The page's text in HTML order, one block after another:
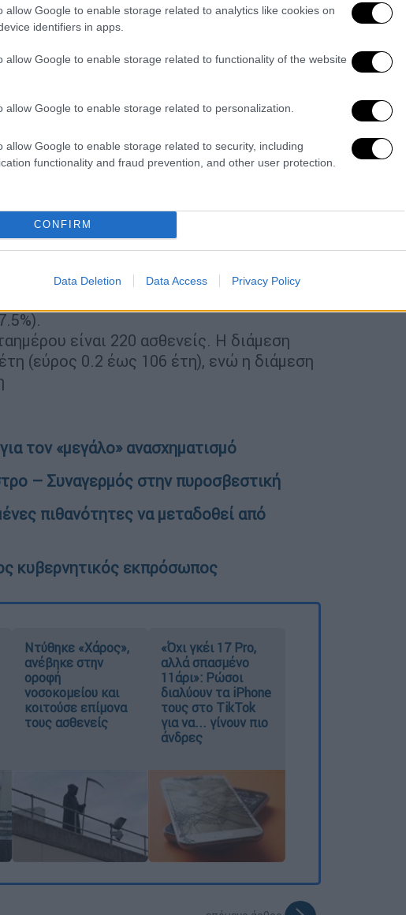
allow Google to enable storage related to analytics like cookies on
identifiers in apps.
allow Google to enable storage related to functionality of the website
allow Google to enable storage related to personalization.
allow Google to enable storage related to security, including
functionality and fraud prevention, and other user protection.
CONFIRM
Data Deletion Data Access Privacy Policy
πύλες εισόδου της χώρας.
ανέρχεται σε
άνδρες.
των τελευταίων 7 ημερών, 122
από το εξωτερικό και 2.378 είναι
19 είναι 24
13.182 θάνατοι.
και ηλικία 70 ετών και άνω.
Τo 85.1% έχει υποκείμενο νόσημα ή/και
της πανδημίας έχουν εξέλθει από τις
στα νοσοκομεία της επικράτειας
είναι 220 ασθενείς. Η διάμεση
(εύρος 0.2 έως 106 έτη), ενώ η διάμεση
τον «μεγάλο» ανασχηματισμό
– Συναγερμός στην πυροσβεστική
πιθανότητες να μεταδοθεί από
κυβερνητικός εκπρόσωπος
Ντύθηκε «Χάρος»,
ανέβηκε στην
οροφή
νοσοκομείου και
κοιτούσε επίμονα
τους ασθενείς
«Όχι γκέι 17 Pro,
αλλά σπασμένο
11άρι»: Ρώσοι
διαλύουν τα iPhone
τους στο TikTok
για να... γίνουν πιο
άνδρες